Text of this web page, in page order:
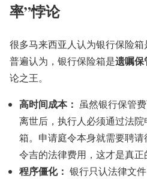
率”悖论
很多马来西亚人认为银行保险
普遍认为，银行保险箱是遗嘱保
论之王。
高时间成本： 虽然银行保管
离世后，执行人必须通过法
箱。申请庭令本身就需要聘
令吉的法律费用，这才是真正
程序僵化： 银行只认法律文